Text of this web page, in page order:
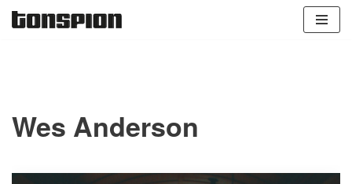
Wes Anderson